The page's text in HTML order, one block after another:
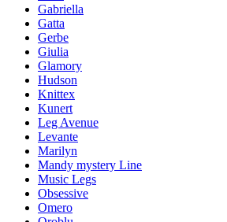
Gabriella
Gatta
Gerbe
Giulia
Glamory
Hudson
Knittex
Kunert
Leg Avenue
Levante
Marilyn
Mandy mystery Line
Music Legs
Obsessive
Omero